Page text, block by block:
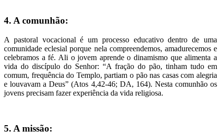
4. A comunhão:
A pastoral vocacional é um processo educativo dentro de uma
comunidade eclesial porque nela compreendemos, amadurecemos e
celebramos a fé. Ali o jovem aprende o dinamismo que alimenta a
vida do discípulo do Senhor: “A fração do pão, tinham tudo em
comum, frequência do Templo, partiam o pão nas casas com alegria
e louvavam a Deus” (Atos 4,42-46; DA, 164). Nesta comunhão os
jovens precisam fazer experiência da vida religiosa.
5. A missão: